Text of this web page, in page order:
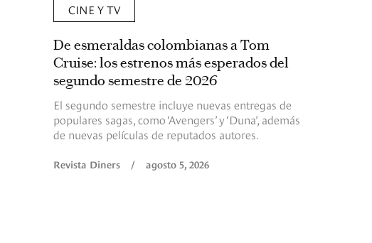
CINE Y TV
De esmeraldas colombianas a Tom
Cruise: los estrenos más esperados del
segundo semestre de 2026
El segundo semestre incluye nuevas entregas de
populares sagas, como ‘Avengers’ y ‘Duna’, además
de nuevas películas de reputados autores.
Revista Diners / agosto 5, 2026